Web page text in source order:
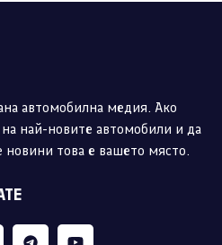
автомобилна медия. Ако
на най-новите автомобили и да
новини това е вашето място.